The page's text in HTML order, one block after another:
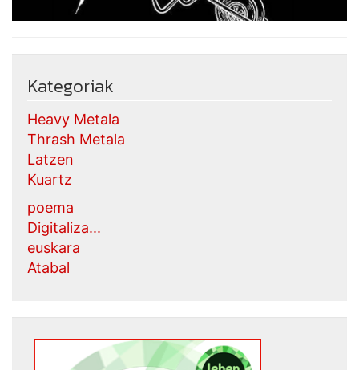
Kategoriak
Heavy Metala
Thrash Metala
Latzen
Kuartz
poema
Digitaliza...
euskara
Atabal